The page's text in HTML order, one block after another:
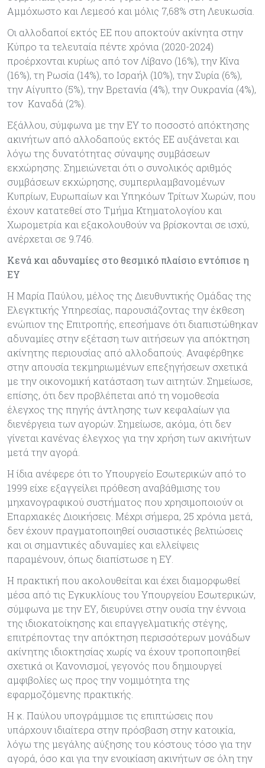
Αμμόχωστο και Λεμεσό και μόλις 7,68% στη Λευκωσία.
Οι αλλοδαποί εκτός ΕΕ που αποκτούν ακίνητα στην
Κύπρο τα τελευταία πέντε χρόνια (2020-2024)
προέρχονται κυρίως από τον Λίβανο (16%), την Κίνα
(16%), τη Ρωσία (14%), το Ισραήλ (10%), την Συρία (6%),
την Αίγυπτο (5%), την Βρετανία (4%), την Ουκρανία (4%),
τον Καναδά (2%).
Εξάλλου, σύμφωνα με την ΕΥ το ποσοστό απόκτησης
ακινήτων από αλλοδαπούς εκτός ΕΕ αυξάνεται και
λόγω της δυνατότητας σύναψης συμβάσεων
εκχώρησης. Σημειώνεται ότι ο συνολικός αριθμός
συμβάσεων εκχώρησης, συμπεριλαμβανομένων
Κυπρίων, Ευρωπαίων και Υπηκόων Τρίτων Χωρών, που
έχουν κατατεθεί στο Τμήμα Κτηματολογίου και
Χωρομετρία και εξακολουθούν να βρίσκονται σε ισχύ,
ανέρχεται σε 9.746.
Κενά και αδυναμίες στο θεσμικό πλαίσιο εντόπισε η
ΕΥ
Η Μαρία Παύλου, μέλος της Διευθυντικής Ομάδας της
Ελεγκτικής Υπηρεσίας, παρουσιάζοντας την έκθεση
ενώπιον της Επιτροπής, επεσήμανε ότι διαπιστώθηκαν
αδυναμίες στην εξέταση των αιτήσεων για απόκτηση
ακίνητης περιουσίας από αλλοδαπούς. Αναφέρθηκε
στην απουσία τεκμηριωμένων επεξηγήσεων σχετικά
με την οικονομική κατάσταση των αιτητών. Σημείωσε,
επίσης, ότι δεν προβλέπεται από τη νομοθεσία
έλεγχος της πηγής άντλησης των κεφαλαίων για
διενέργεια των αγορών. Σημείωσε, ακόμα, ότι δεν
γίνεται κανένας έλεγχος για την χρήση των ακινήτων
μετά την αγορά.
Η ίδια ανέφερε ότι το Υπουργείο Εσωτερικών από το
1999 είχε εξαγγείλει πρόθεση αναβάθμισης του
μηχανογραφικού συστήματος που χρησιμοποιούν οι
Επαρχιακές Διοικήσεις. Μέχρι σήμερα, 25 χρόνια μετά,
δεν έχουν πραγματοποιηθεί ουσιαστικές βελτιώσεις
και οι σημαντικές αδυναμίες και ελλείψεις
παραμένουν, όπως διαπίστωσε η ΕΥ.
Η πρακτική που ακολουθείται και έχει διαμορφωθεί
μέσα από τις Εγκυκλίους του Υπουργείου Εσωτερικών,
σύμφωνα με την ΕΥ, διευρύνει στην ουσία την έννοια
της ιδιοκατοίκησης και επαγγελματικής στέγης,
επιτρέποντας την απόκτηση περισσότερων μονάδων
ακίνητης ιδιοκτησίας χωρίς να έχουν τροποποιηθεί
σχετικά οι Κανονισμοί, γεγονός που δημιουργεί
αμφιβολίες ως προς την νομιμότητα της
εφαρμοζόμενης πρακτικής.
Η κ. Παύλου υπογράμμισε τις επιπτώσεις που
υπάρχουν ιδιαίτερα στην πρόσβαση στην κατοικία,
λόγω της μεγάλης αύξησης του κόστους τόσο για την
αγορά, όσο και για την ενοικίαση ακινήτων σε όλη την